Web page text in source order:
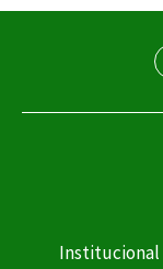
Institucional